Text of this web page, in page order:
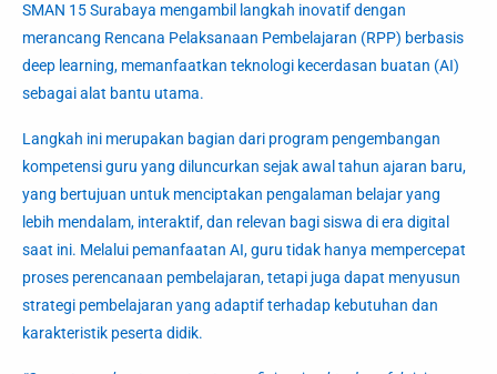
SMAN 15 Surabaya mengambil langkah inovatif dengan
merancang Rencana Pelaksanaan Pembelajaran (RPP) berbasis
deep learning, memanfaatkan teknologi kecerdasan buatan (AI)
sebagai alat bantu utama.
Langkah ini merupakan bagian dari program pengembangan
kompetensi guru yang diluncurkan sejak awal tahun ajaran baru,
yang bertujuan untuk menciptakan pengalaman belajar yang
lebih mendalam, interaktif, dan relevan bagi siswa di era digital
saat ini. Melalui pemanfaatan AI, guru tidak hanya mempercepat
proses perencanaan pembelajaran, tetapi juga dapat menyusun
strategi pembelajaran yang adaptif terhadap kebutuhan dan
karakteristik peserta didik.